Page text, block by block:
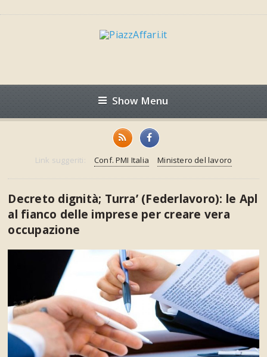
Show Menu
Link suggeriti: Conf. PMI Italia Ministero del lavoro
Decreto dignità; Turra’ (Federlavoro): le Apl
al fianco delle imprese per creare vera
occupazione